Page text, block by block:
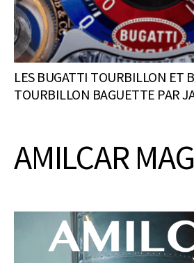
LES BUGATTI TOURBILLON ET
TOURBILLON BAGUETTE PAR
AMILCAR